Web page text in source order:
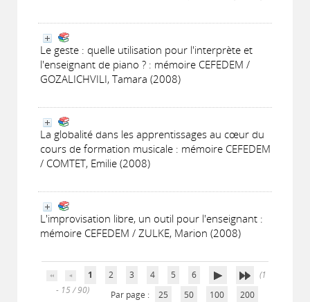
Le geste : quelle utilisation pour l'interprète et
l'enseignant de piano ? : mémoire CEFEDEM /
GOZALICHVILI, Tamara (2008)
La globalité dans les apprentissages au cœur du
cours de formation musicale : mémoire CEFEDEM
/ COMTET, Emilie (2008)
L'improvisation libre, un outil pour l'enseignant :
mémoire CEFEDEM / ZULKE, Marion (2008)
1 2 3 4 5 6
(1
- 15 / 90)
Par page : 25 50 100 200